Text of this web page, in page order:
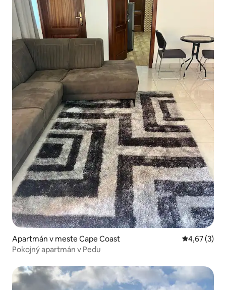
Apartmán v meste Cape Coast Priemerné
4,67 (3)
Pokojný apartmán v Pedu